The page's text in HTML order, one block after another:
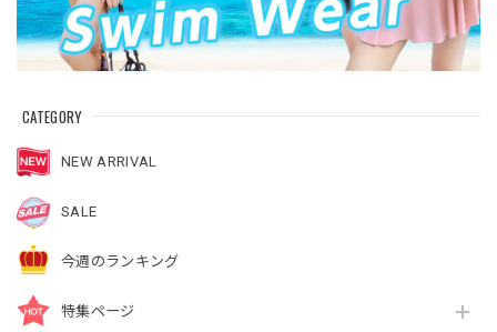
CATEGORY
NEW ARRIVAL
SALE
今週のランキング
特集ページ